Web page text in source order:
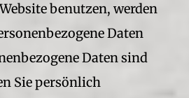
benutzen, werden
Daten
Daten sind
Sie persönlich